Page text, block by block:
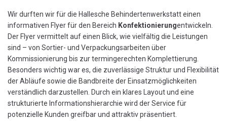
Wir durften wir für die Hallesche Behindertenwerkstatt einen
informativen Flyer für den Bereich Konfektionierungentwickeln.
Der Flyer vermittelt auf einen Blick, wie vielfältig die Leistungen
sind – von Sortier- und Verpackungsarbeiten über
Kommissionierung bis zur termingerechten Komplettierung.
Besonders wichtig war es, die zuverlässige Struktur und Flexibilität
der Abläufe sowie die Bandbreite der Einsatzmöglichkeiten
verständlich darzustellen. Durch ein klares Layout und eine
strukturierte Informationshierarchie wird der Service für
potenzielle Kunden greifbar und attraktiv präsentiert.